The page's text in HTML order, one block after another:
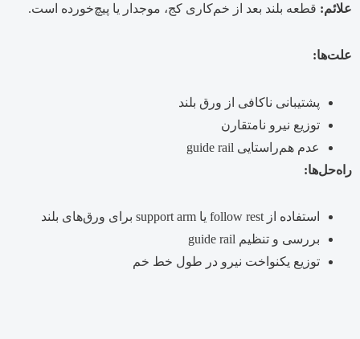
علائم: قطعه بلند بعد از خم‌کاری کج، موجدار یا پیچ‌خورده است.
علت‌ها:
پشتیبانی ناکافی از ورق بلند
توزیع نیرو نامتقارن
عدم هم‌راستایی guide rail
راه‌حل‌ها:
استفاده از follow rest یا support arm برای ورق‌های بلند
بررسی و تنظیم guide rail
توزیع یکنواخت نیرو در طول خط خم